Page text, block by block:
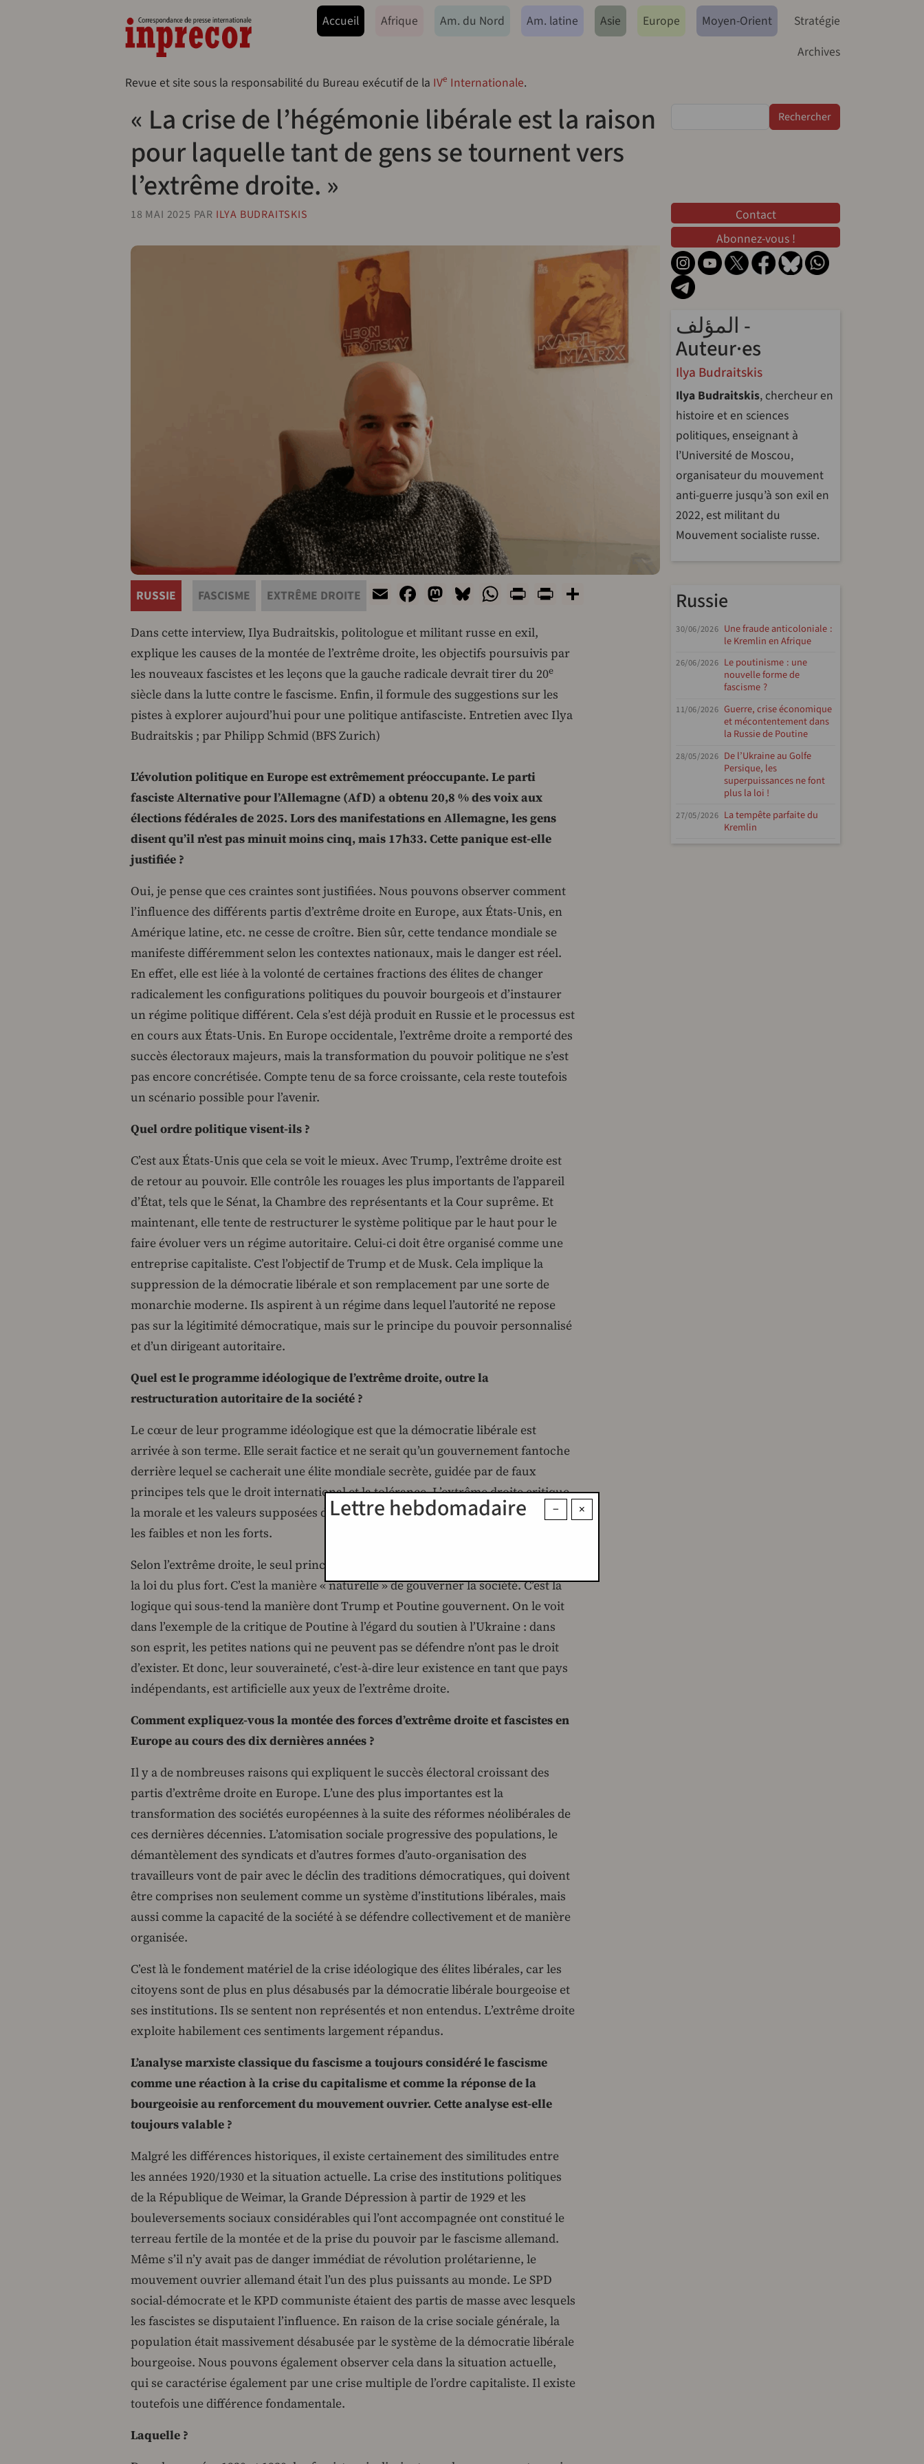
Navegação principal
Accueil Afrique Am. du Nord Am. latine Asie Europe Moyen-Orient
Stratégie
Archives
Revue et site sous la responsabilité du Bureau exécutif de la IVe Internationale.
« La crise de l’hégémonie libérale est la raison
pour laquelle tant de gens se tournent vers
l’extrême droite. »
18 MAI 2025 PAR ILYA BUDRAITSKIS
RUSSIE FASCISME EXTRÊME DROITE EmailFacebook
Mastodon
Bluesky
WhatsApp
PrintPrintFriendly
Dans cette interview, Ilya Budraitskis, politologue et militant russe en exil,
explique les causes de la montée de l’extrême droite, les objectifs poursuivis par
les nouveaux fascistes et les leçons que la gauche radicale devrait tirer du 20e
siècle dans la lutte contre le fascisme. Enfin, il formule des suggestions sur les
pistes à explorer aujourd’hui pour une politique antifasciste. Entretien avec Ilya
Budraitskis ; par Philipp Schmid (BFS Zurich)
L’évolution politique en Europe est extrêmement préoccupante. Le parti
fasciste Alternative pour l’Allemagne (AfD) a obtenu 20,8 % des voix aux
élections fédérales de 2025. Lors des manifestations en Allemagne, les gens
disent qu’il n’est pas minuit moins cinq, mais 17h33. Cette panique est-elle
justifiée ?
Oui, je pense que ces craintes sont justifiées. Nous pouvons observer comment
l’influence des différents partis d’extrême droite en Europe, aux États-Unis, en
Amérique latine, etc. ne cesse de croître. Bien sûr, cette tendance mondiale se
manifeste différemment selon les contextes nationaux, mais le danger est réel.
En effet, elle est liée à la volonté de certaines fractions des élites de changer
radicalement les configurations politiques du pouvoir bourgeois et d’instaurer
un régime politique différent. Cela s’est déjà produit en Russie et le processus est
en cours aux États-Unis. En Europe occidentale, l’extrême droite a remporté des
succès électoraux majeurs, mais la transformation du pouvoir politique ne s’est
pas encore concrétisée. Compte tenu de sa force croissante, cela reste toutefois
un scénario possible pour l’avenir.
Quel ordre politique visent-ils ?
C’est aux États-Unis que cela se voit le mieux. Avec Trump, l’extrême droite est
de retour au pouvoir. Elle contrôle les rouages les plus importants de l’appareil
d’État, tels que le Sénat, la Chambre des représentants et la Cour suprême. Et
maintenant, elle tente de restructurer le système politique par le haut pour le
faire évoluer vers un régime autoritaire. Celui-ci doit être organisé comme une
entreprise capitaliste. C’est l’objectif de Trump et de Musk. Cela implique la
suppression de la démocratie libérale et son remplacement par une sorte de
monarchie moderne. Ils aspirent à un régime dans lequel l’autorité ne repose
pas sur la légitimité démocratique, mais sur le principe du pouvoir personnalisé
et d’un dirigeant autoritaire.
Quel est le programme idéologique de l’extrême droite, outre la
restructuration autoritaire de la société ?
Le cœur de leur programme idéologique est que la démocratie libérale est
arrivée à son terme. Elle serait factice et ne serait qu’un gouvernement fantoche
derrière lequel se cacherait une élite mondiale secrète, guidée par de faux
principes tels que le droit international et la tolérance. L’extrême droite critique
la morale et les valeurs supposées de l’élite libérale parce qu’elles protègeraient
les faibles et non les forts.
Selon l’extrême droite, le seul principe de la politique internationale devrait être
la loi du plus fort. C’est la manière « naturelle » de gouverner la société. C’est la
logique qui sous-tend la manière dont Trump et Poutine gouvernent. On le voit
dans l’exemple de la critique de Poutine à l’égard du soutien à l’Ukraine : dans
son esprit, les petites nations qui ne peuvent pas se défendre n’ont pas le droit
d’exister. Et donc, leur souveraineté, c’est-à-dire leur existence en tant que pays
indépendants, est artificielle aux yeux de l’extrême droite.
Comment expliquez-vous la montée des forces d’extrême droite et fascistes en
Europe au cours des dix dernières années ?
Il y a de nombreuses raisons qui expliquent le succès électoral croissant des
partis d’extrême droite en Europe. L’une des plus importantes est la
transformation des sociétés européennes à la suite des réformes néolibérales de
ces dernières décennies. L’atomisation sociale progressive des populations, le
démantèlement des syndicats et d’autres formes d’auto-organisation des
travailleurs vont de pair avec le déclin des traditions démocratiques, qui doivent
être comprises non seulement comme un système d’institutions libérales, mais
aussi comme la capacité de la société à se défendre collectivement et de manière
organisée.
C’est là le fondement matériel de la crise idéologique des élites libérales, car les
citoyens sont de plus en plus désabusés par la démocratie libérale bourgeoise et
ses institutions. Ils se sentent non représentés et non entendus. L’extrême droite
exploite habilement ces sentiments largement répandus.
L’analyse marxiste classique du fascisme a toujours considéré le fascisme
comme une réaction à la crise du capitalisme et comme la réponse de la
bourgeoisie au renforcement du mouvement ouvrier. Cette analyse est-elle
toujours valable ?
Malgré les différences historiques, il existe certainement des similitudes entre
les années 1920/1930 et la situation actuelle. La crise des institutions politiques
de la République de Weimar, la Grande Dépression à partir de 1929 et les
bouleversements sociaux considérables qui l’ont accompagnée ont constitué le
terreau fertile de la montée et de la prise du pouvoir par le fascisme allemand.
Même s’il n’y avait pas de danger immédiat de révolution prolétarienne, le
mouvement ouvrier allemand était l’un des plus puissants au monde. Le SPD
social-démocrate et le KPD communiste étaient des partis de masse avec lesquels
les fascistes se disputaient l’influence. En raison de la crise sociale générale, la
population était massivement désabusée par le système de la démocratie libérale
bourgeoise. Nous pouvons également observer cela dans la situation actuelle,
qui se caractérise également par une crise multiple de l’ordre capitaliste. Il existe
toutefois une différence fondamentale.
Laquelle ?
×
−
Lettre hebdomadaire
Contact
Abonnez-vous !
المؤلف -
Auteur·es
Ilya Budraitskis
Ilya Budraitskis, chercheur en
histoire et en sciences
politiques, enseignant à
l’Université de Moscou,
organisateur du mouvement
anti-guerre jusqu’à son exil en
2022, est militant du
Mouvement socialiste russe.
Russie
30/06/2026 Une fraude anticoloniale :
le Kremlin en Afrique
26/06/2026 Le poutinisme : une
nouvelle forme de
fascisme ?
11/06/2026 Guerre, crise économique
et mécontentement dans
la Russie de Poutine
28/05/2026 De l’Ukraine au Golfe
Persique, les
superpuissances ne font
plus la loi !
27/05/2026 La tempête parfaite du
Kremlin